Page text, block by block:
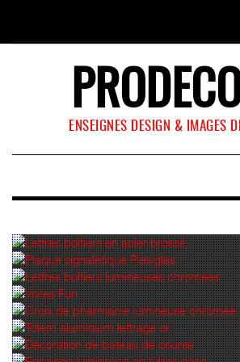
ENSEIGNES DESIGN & IMAGES